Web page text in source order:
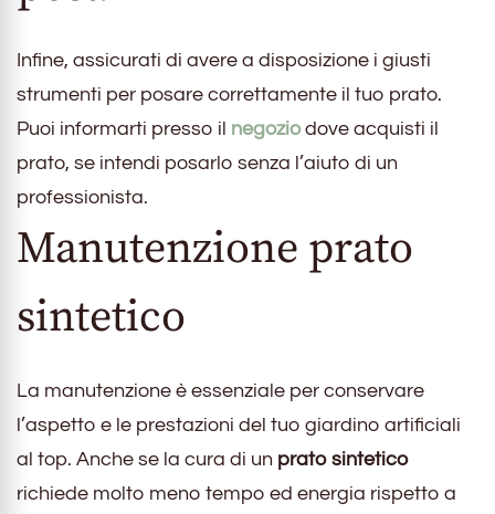
Infine, assicurati di avere a disposizione i giusti
strumenti per posare correttamente il tuo prato.
Puoi informarti presso il negoziodove acquisti il
prato, se intendi posarlo senza l’aiuto di un
professionista.
Manutenzione prato
sintetico
La manutenzione è essenziale per conservare
l’aspetto e le prestazioni del tuo giardino artificiali
al top. Anche se la cura di un prato sintetico
richiede molto meno tempo ed energia rispetto a